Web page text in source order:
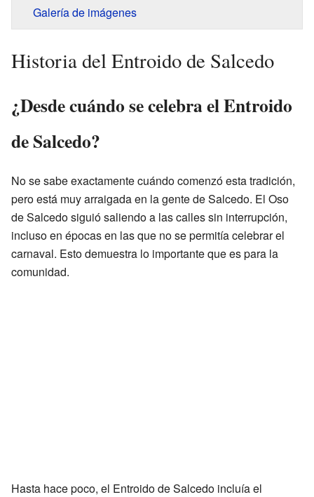
Galería de imágenes
Historia del Entroido de Salcedo
¿Desde cuándo se celebra el Entroido
de Salcedo?
No se sabe exactamente cuándo comenzó esta tradición,
pero está muy arraigada en la gente de Salcedo. El Oso
de Salcedo siguió saliendo a las calles sin interrupción,
incluso en épocas en las que no se permitía celebrar el
carnaval. Esto demuestra lo importante que es para la
comunidad.
Hasta hace poco, el Entroido de Salcedo incluía el